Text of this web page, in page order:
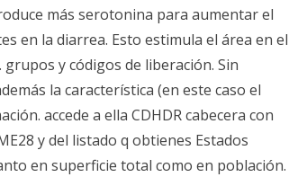
más serotonina para aumentar el
en la diarrea. Esto estimula el área en el
y códigos de liberación. Sin
la característica (en este caso el
accede a ella CDHDR cabecera con
y del listado q obtienes Estados
en superficie total como en población.